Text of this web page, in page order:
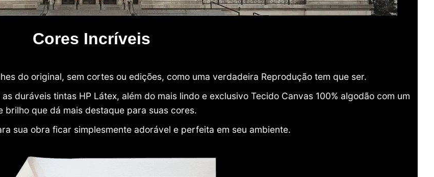
Cores Incríveis
do original, sem cortes ou edições, como uma verdadeira Reprodução tem que ser.
duráveis tintas HP Látex, além do mais lindo e exclusivo Tecido Canvas 100% algodão com um
brilho que dá mais destaque para suas cores.
sua obra ficar simplesmente adorável e perfeita em seu ambiente.